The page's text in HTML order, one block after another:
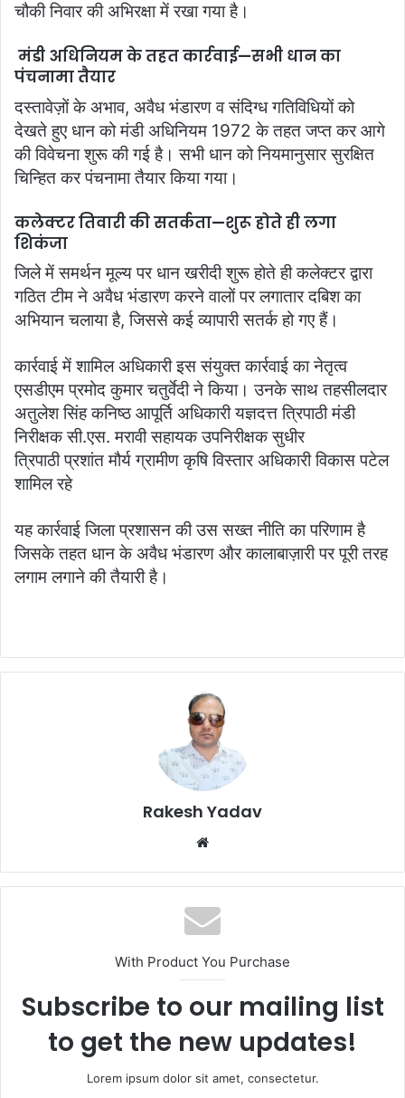
चौकी निवार की अभिरक्षा में रखा गया है।
मंडी अधिनियम के तहत कार्रवाई—सभी धान का
पंचनामा तैयार
दस्तावेज़ों के अभाव, अवैध भंडारण व संदिग्ध गतिविधियों को
देखते हुए धान को मंडी अधिनियम 1972 के तहत जप्त कर आगे
की विवेचना शुरू की गई है। सभी धान को नियमानुसार सुरक्षित
चिन्हित कर पंचनामा तैयार किया गया।
कलेक्टर तिवारी की सतर्कता—शुरू होते ही लगा
शिकंजा
जिले में समर्थन मूल्य पर धान खरीदी शुरू होते ही कलेक्टर द्वारा
गठित टीम ने अवैध भंडारण करने वालों पर लगातार दबिश का
अभियान चलाया है, जिससे कई व्यापारी सतर्क हो गए हैं।
कार्रवाई में शामिल अधिकारी इस संयुक्त कार्रवाई का नेतृत्व
एसडीएम प्रमोद कुमार चतुर्वेदी ने किया। उनके साथ तहसीलदार
अतुलेश सिंह कनिष्ठ आपूर्ति अधिकारी यज्ञदत्त त्रिपाठी मंडी
निरीक्षक सी.एस. मरावी सहायक उपनिरीक्षक सुधीर
त्रिपाठी प्रशांत मौर्य ग्रामीण कृषि विस्तार अधिकारी विकास पटेल
शामिल रहे
यह कार्रवाई जिला प्रशासन की उस सख्त नीति का परिणाम है
जिसके तहत धान के अवैध भंडारण और कालाबाज़ारी पर पूरी तरह
लगाम लगाने की तैयारी है।
Rakesh Yadav
b
s
i
e
With Product You Purchase
Subscribe to our mailing list
to get the new updates!
Lorem ipsum dolor sit amet, consectetur.